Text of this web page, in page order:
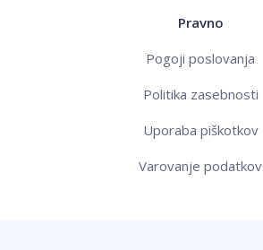
Pravno
Pogoji poslovanja
Politika zasebnosti
Uporaba piškotkov
Varovanje podatkov